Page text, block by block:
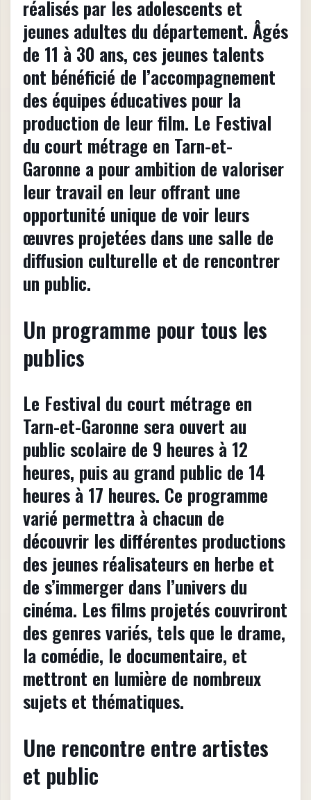
réalisés par les adolescents et
jeunes adultes du département. Âgés
de 11 à 30 ans, ces jeunes talents
ont bénéficié de l’accompagnement
des équipes éducatives pour la
production de leur film. Le Festival
du court métrage en Tarn-et-
Garonne a pour ambition de valoriser
leur travail en leur offrant une
opportunité unique de voir leurs
œuvres projetées dans une salle de
diffusion culturelle et de rencontrer
un public.
Un programme pour tous les
publics
Le Festival du court métrage en
Tarn-et-Garonne sera ouvert au
public scolaire de 9 heures à 12
heures, puis au grand public de 14
heures à 17 heures. Ce programme
varié permettra à chacun de
découvrir les différentes productions
des jeunes réalisateurs en herbe et
de s’immerger dans l’univers du
cinéma. Les films projetés couvriront
des genres variés, tels que le drame,
la comédie, le documentaire, et
mettront en lumière de nombreux
sujets et thématiques.
Une rencontre entre artistes
et public